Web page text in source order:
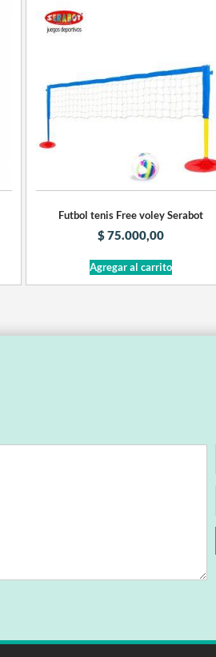
Futbol tenis Free voley Serabot
$75.000,00
Agregar al carrito